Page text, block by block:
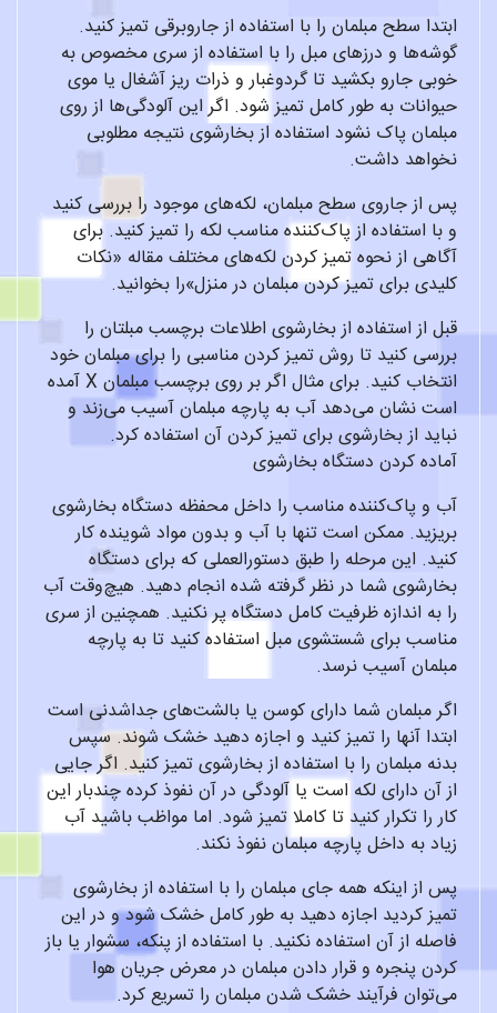
ابتدا سطح مبلمان را با استفاده از جاروبرقی تمیز کنید.
گوشه‌ها و درزهای مبل را با استفاده از سری مخصوص به
خوبی جارو بکشید تا گردوغبار و ذرات ریز آشغال یا موی
حیوانات به طور کامل تمیز شود. اگر این آلودگی‌ها از روی
مبلمان پاک نشود استفاده از بخارشوی نتیجه مطلوبی
نخواهد داشت.
پس از جاروی سطح مبلمان، لکه‌های موجود را بررسی کنید
و با استفاده از پاک‌کننده مناسب لکه را تمیز کنید. برای
آگاهی از نحوه تمیز کردن لکه‌های مختلف مقاله «نکات
کلیدی برای تمیز کردن مبلمان در منزل»را بخوانید.
قبل از استفاده از بخارشوی اطلاعات برچسب مبلتان را
بررسی کنید تا روش تمیز کردن مناسبی را برای مبلمان خود
انتخاب کنید. برای مثال اگر بر روی برچسب مبلمان X آمده
است نشان می‌دهد آب به پارچه مبلمان آسیب می‌زند و
نباید از بخارشوی برای تمیز کردن آن استفاده کرد.
آماده کردن دستگاه بخارشوی
آب و پاک‌کننده مناسب را داخل محفظه دستگاه بخارشوی
بریزید. ممکن است تنها با آب و بدون مواد شوینده کار
کنید. این مرحله را طبق دستورالعملی که برای دستگاه
بخارشوی شما در نظر گرفته شده انجام دهید. هیچ‌وقت آب
را به اندازه ظرفیت کامل دستگاه پر نکنید. همچنین از سری
مناسب برای شستشوی مبل استفاده کنید تا به پارچه
مبلمان آسیب نرسد.
اگر مبلمان شما دارای کوسن یا بالشت‌های جداشدنی است
ابتدا آنها را تمیز کنید و اجازه دهید خشک شوند. سپس
بدنه مبلمان را با استفاده از بخارشوی تمیز کنید. اگر جایی
از آن دارای لکه است یا آلودگی در آن نفوذ کرده چندبار این
کار را تکرار کنید تا کاملا تمیز شود. اما مواظب باشید آب
زیاد به داخل پارچه مبلمان نفوذ نکند.
پس از اینکه همه جای مبلمان را با استفاده از بخارشوی
تمیز کردید اجازه دهید به طور کامل خشک شود و در این
فاصله از آن استفاده نکنید. با استفاده از پنکه، سشوار یا باز
کردن پنجره و قرار دادن مبلمان در معرض جریان هوا
می‌توان فرآیند خشک شدن مبلمان را تسریع کرد.